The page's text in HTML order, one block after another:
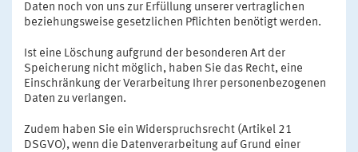
Daten noch von uns zur Erfüllung unserer vertraglichen
beziehungsweise gesetzlichen Pflichten benötigt werden.
Ist eine Löschung aufgrund der besonderen Art der
Speicherung nicht möglich, haben Sie das Recht, eine
Einschränkung der Verarbeitung Ihrer personenbezogenen
Daten zu verlangen.
Zudem haben Sie ein Widerspruchsrecht (Artikel 21
DSGVO), wenn die Datenverarbeitung auf Grund einer